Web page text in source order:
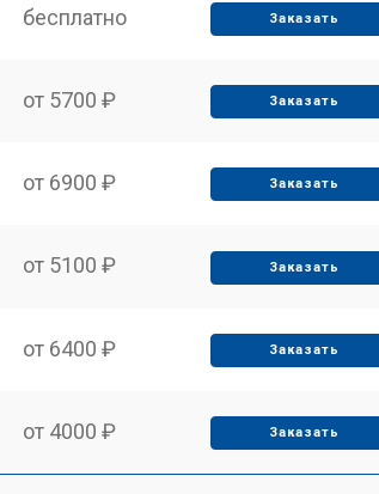
бесплатно Заказать
от 5700 ₽ Заказать
от 6900 ₽ Заказать
от 5100 ₽ Заказать
от 6400 ₽ Заказать
от 4000 ₽ Заказать